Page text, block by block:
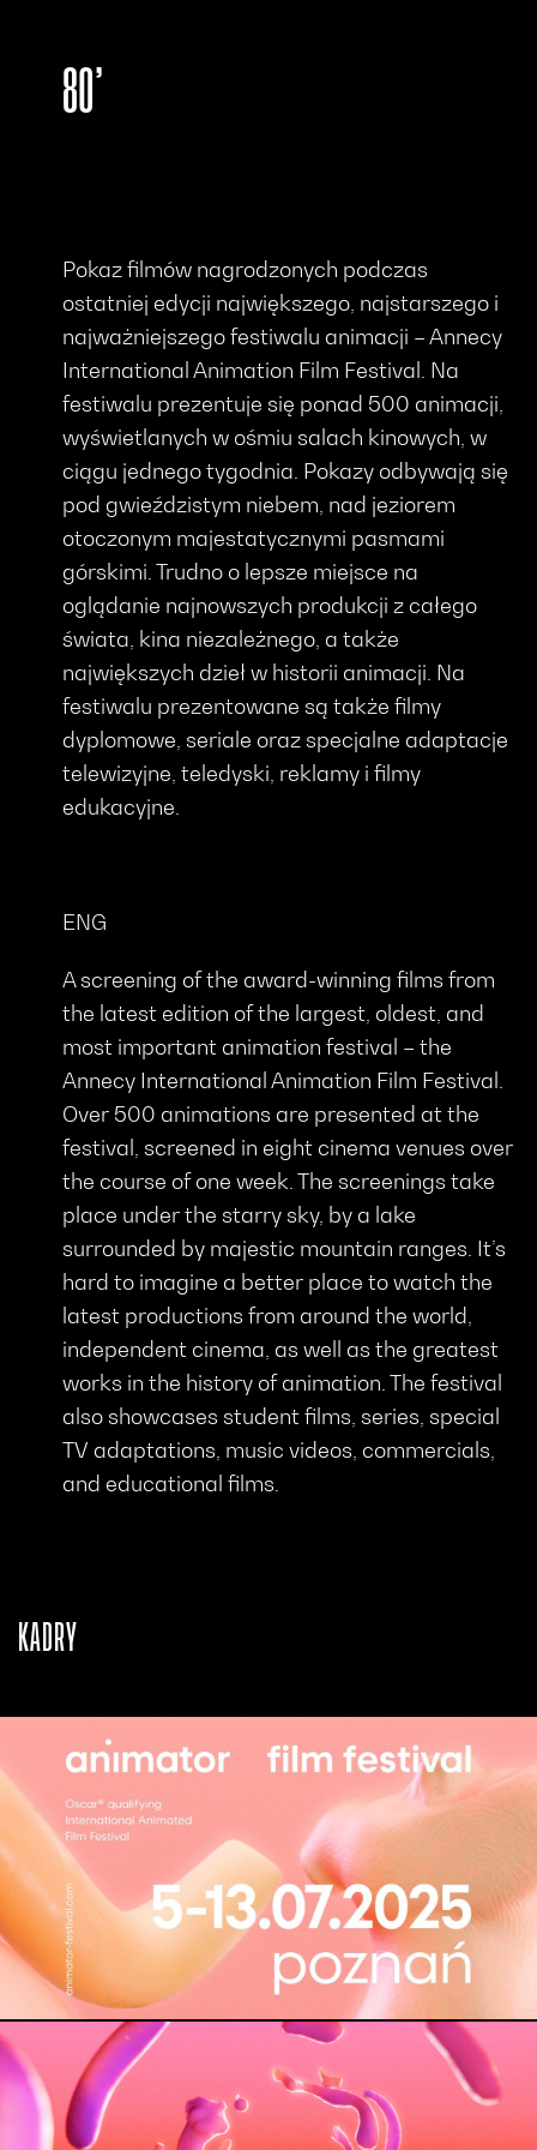
80’
Pokaz filmów nagrodzonych podczas
ostatniej edycji największego, najstarszego i
najważniejszego festiwalu animacji – Annecy
International Animation Film Festival. Na
festiwalu prezentuje się ponad 500 animacji,
wyświetlanych w ośmiu salach kinowych, w
ciągu jednego tygodnia. Pokazy odbywają się
pod gwieździstym niebem, nad jeziorem
otoczonym majestatycznymi pasmami
górskimi. Trudno o lepsze miejsce na
oglądanie najnowszych produkcji z całego
świata, kina niezależnego, a także
największych dzieł w historii animacji. Na
festiwalu prezentowane są także filmy
dyplomowe, seriale oraz specjalne adaptacje
telewizyjne, teledyski, reklamy i filmy
edukacyjne.
ENG
A screening of the award-winning films from
the latest edition of the largest, oldest, and
most important animation festival – the
Annecy International Animation Film Festival.
Over 500 animations are presented at the
festival, screened in eight cinema venues over
the course of one week. The screenings take
place under the starry sky, by a lake
surrounded by majestic mountain ranges. It’s
hard to imagine a better place to watch the
latest productions from around the world,
independent cinema, as well as the greatest
works in the history of animation. The festival
also showcases student films, series, special
TV adaptations, music videos, commercials,
and educational films.
KADRY